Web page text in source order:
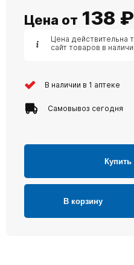
Цена от 138 ₽
Цена действительна
сайт товаров в
В наличии в 1 аптеке
Самовывоз сегодня
Купить
В корзину